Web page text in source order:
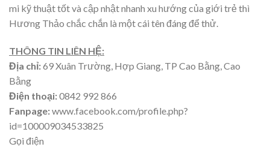
mi kỹ thuật tốt và cập nhật nhanh xu hướng của giới trẻ thì
Hương Thảo chắc chắn là một cái tên đáng để thử.
THÔNG TIN LIÊN HỆ:
Địa chỉ:69 Xuân Trường, Hợp Giang, TP Cao Bằng, Cao
Bằng
Điện thoại:0842 992 866
Fanpage:www.facebook.com/profile.php?
id=100009034533825
Gọi điện